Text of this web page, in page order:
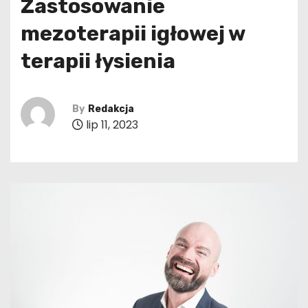
Zastosowanie
mezoterapii igłowej w
terapii łysienia
By Redakcja
lip 11, 2023